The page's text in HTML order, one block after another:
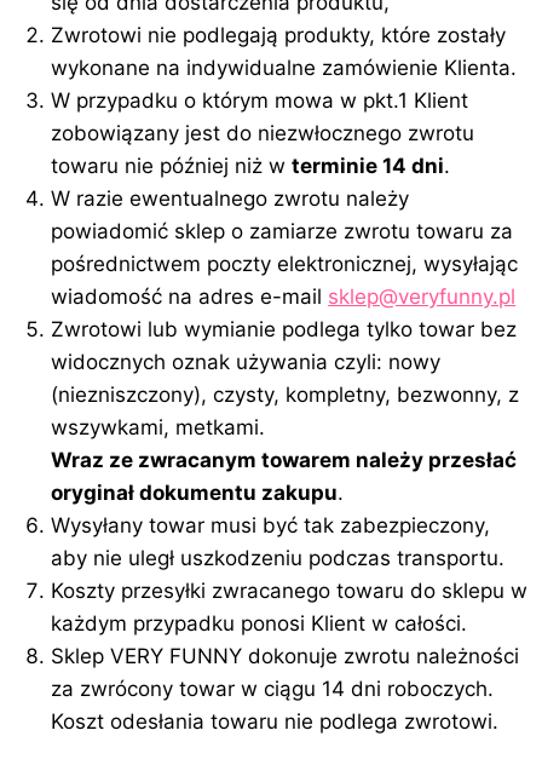
Zwrotowi nie podlegają produkty, które zostały
wykonane na indywidualne zamówienie Klienta.
W przypadku o którym mowa w pkt.1 Klient
zobowiązany jest do niezwłocznego zwrotu
towaru nie później niż wterminie 14 dni.
W razie ewentualnego zwrotu należy
powiadomić sklep o zamiarze zwrotu towaru za
pośrednictwem poczty elektronicznej, wysyłając
wiadomość na adres e-mail sklep@veryfunny.pl
Zwrotowi lub wymianie podlega tylko towar bez
widocznych oznak używania czyli: nowy
(niezniszczony), czysty, kompletny, bezwonny, z
wszywkami, metkami.
Wraz ze zwracanym towarem należy przesłać
oryginał dokumentu zakupu.
Wysyłany towar musi być tak zabezpieczony,
aby nie uległ uszkodzeniu podczas transportu.
Koszty przesyłki zwracanego towaru do sklepu w
każdym przypadku ponosi Klient w całości.
Sklep VERY FUNNY dokonuje zwrotu należności
za zwrócony towar w ciągu 14 dni roboczych.
Koszt odesłania towaru nie podlega zwrotowi.